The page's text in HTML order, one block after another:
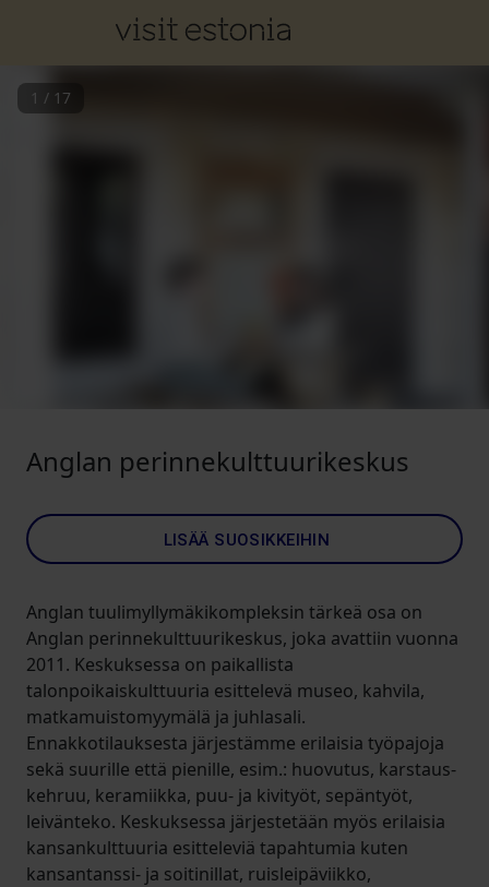
1 / 17
Anglan perinnekulttuurikeskus
LISÄÄ SUOSIKKEIHIN
Anglan tuulimyllymäkikompleksin tärkeä osa on
Anglan perinnekulttuurikeskus, joka avattiin vuonna
2011. Keskuksessa on paikallista
talonpoikaiskulttuuria esittelevä museo, kahvila,
matkamuistomyymälä ja juhlasali.
Ennakkotilauksesta järjestämme erilaisia työpajoja
sekä suurille että pienille, esim.: huovutus, karstaus-
kehruu, keramiikka, puu- ja kivityöt, sepäntyöt,
leivänteko. Keskuksessa järjestetään myös erilaisia
kansankulttuuria esitteleviä tapahtumia kuten
kansantanssi- ja soitinillat, ruisleipäviikko,